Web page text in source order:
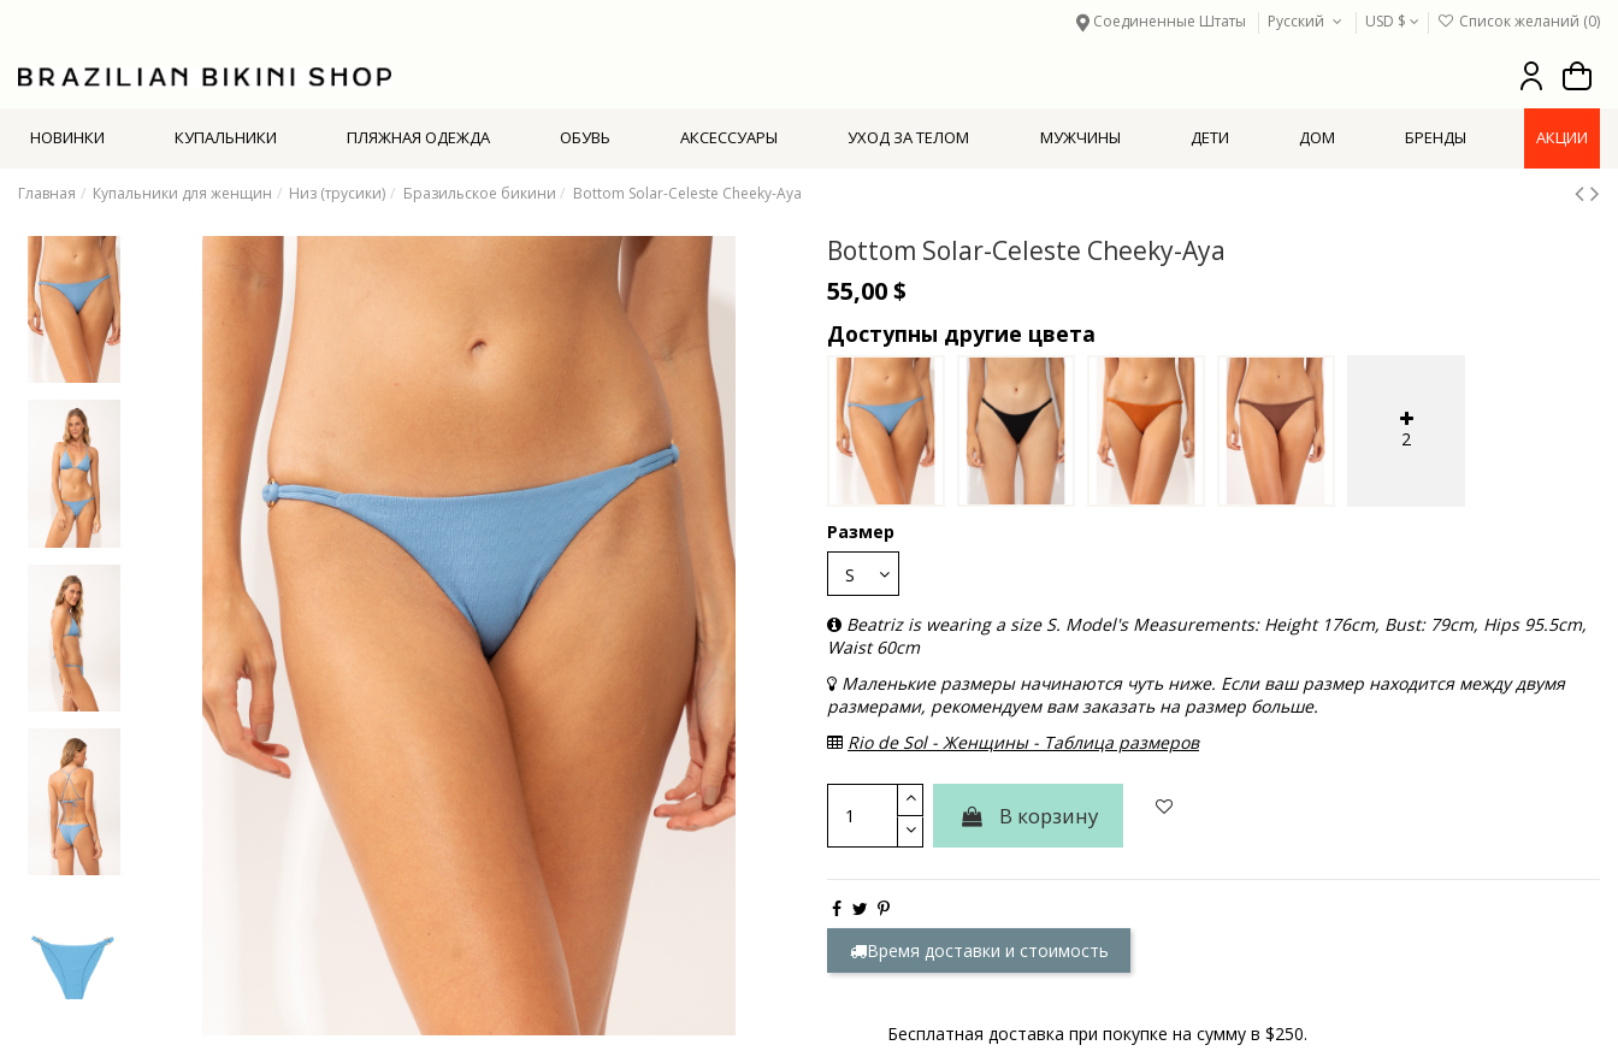
Соединенные Штаты Русский USD $ Список желаний (0)
НОВИНКИ КУПАЛЬНИКИ ПЛЯЖНАЯ ОДЕЖДА ОБУВЬ АКСЕССУАРЫ УХОД ЗА ТЕЛОМ МУЖЧИНЫ ДЕТИ ДОМ БРЕНДЫ АКЦИИ
Главная Купальники для женщин Низ (трусики) Бразильское бикини Bottom Solar-Celeste Cheeky-Aya
Bottom Solar-Celeste Cheeky-Aya
55,00 $
Доступны другие цвета
2
Размер
Beatriz is wearing a size S. Model's Measurements: Height 176cm, Bust: 79cm, Hips 95.5cm,
Waist 60cm
Маленькие размеры начинаются чуть ниже. Если ваш размер находится между двумя
размерами, рекомендуем вам заказать на размер больше.
Rio de Sol - Женщины - Таблица размеров
В корзину
Время доставки и стоимость
Бесплатная доставка при покупке на сумму в $250.